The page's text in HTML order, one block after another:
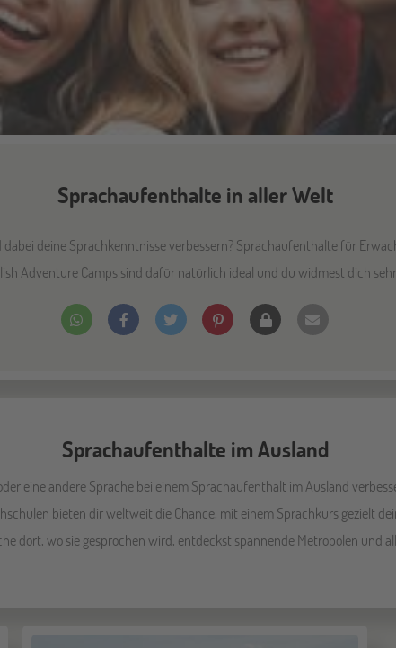
Sprachaufenthalte in aller Welt
deine Sprachkenntnisse verbessern? Sprachaufenthalte für
Adventure Camps sind dafür natürlich ideal und du widmest dich
Sprachaufenthalte im Ausland
eine andere Sprache bei einem Sprachaufenthalt im Ausland
bieten dir weltweit die Chance, mit einem Sprachkurs gezielt
dort, wo sie gesprochen wird, entdeckst spannende Metropolen und